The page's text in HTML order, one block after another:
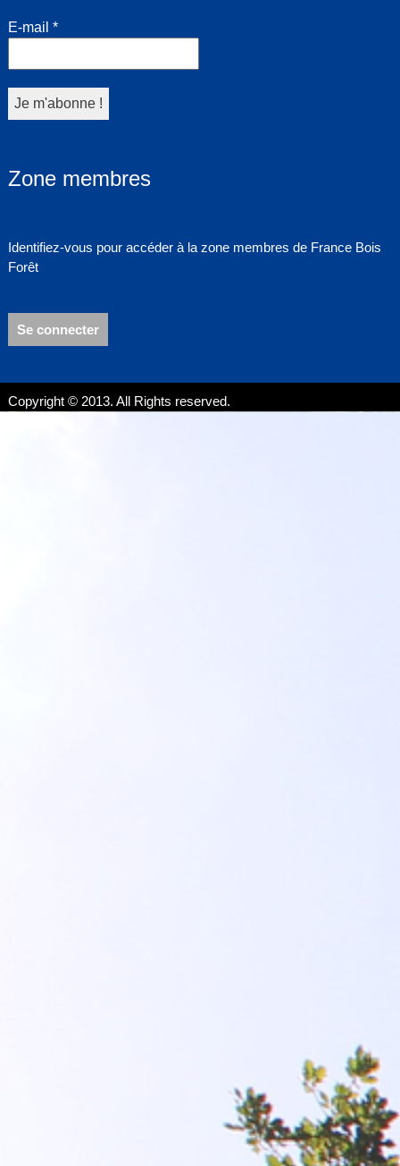
E-mail *
Zone membres
Identifiez-vous pour accéder à la zone membres de France Bois
Forêt
Se connecter
Copyright © 2013. All Rights reserved.